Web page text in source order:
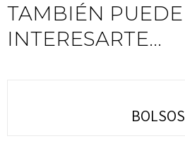
TAMBIÉN PUEDE
INTERESARTE...
BOLSOS